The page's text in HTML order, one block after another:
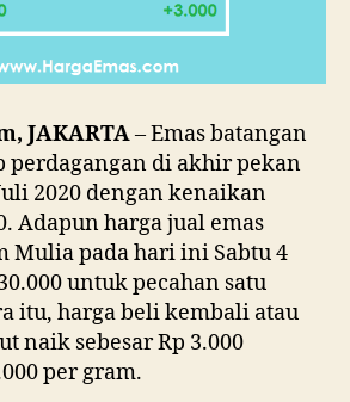
JAKARTA– Emas batangan
perdagangan di akhir pekan
2020 dengan kenaikan
Adapun harga jual emas
Mulia pada hari ini Sabtu 4
untuk pecahan satu
itu, harga beli kembali atau
naik sebesar Rp 3.000
per gram.